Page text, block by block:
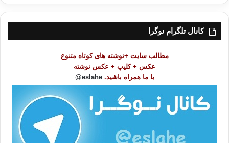
ر
کانال تلگرام نوگرا
مطالب سایت +نوشته های کوتاه متنوع
عکس + کلیپ + عکس نوشته
با ما همراه باشید. eslahe@